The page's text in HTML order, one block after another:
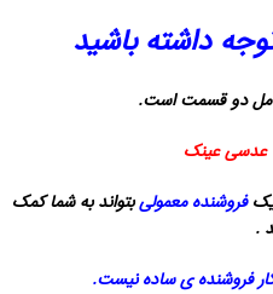
داشته باشید
دو قسمت است.
عدسی عینک
فروشنده معمولی بتواند به شما کمک
.
فروشنده ی ساده نیست.